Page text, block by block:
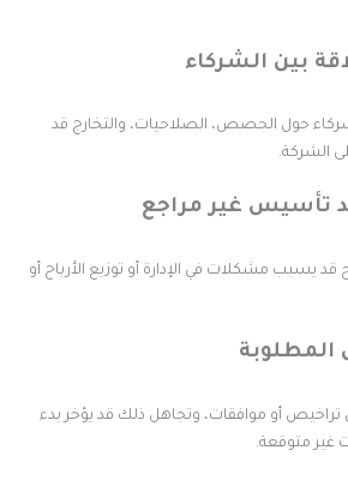
الشركاء
حول الحصص، الصلاحيات، والتخارج قد
غير مراجع
مشكلات في الإدارة أو توزيع الأرباح أو
أو موافقات، وتجاهل ذلك قد يؤخر بدء
متوقعة.